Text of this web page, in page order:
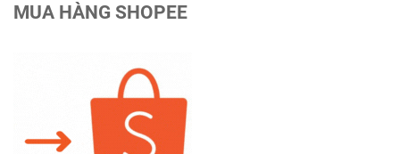
MUA HÀNG SHOPEE